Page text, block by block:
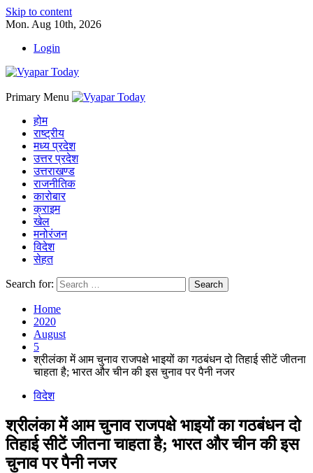
Skip to content
Mon. Aug 10th, 2026
Login
Primary Menu
होम
राष्ट्रीय
मध्य प्रदेश
उत्तर प्रदेश
उत्तराखण्ड
राजनीतिक
कारोबार
क्राइम
खेल
मनोरंजन
विदेश
सेहत
Search for:
Home
2020
August
5
श्रीलंका में आम चुनाव राजपक्षे भाइयों का गठबंधन दो तिहाई सीटें जीतना
चाहता है; भारत और चीन की इस चुनाव पर पैनी नजर
विदेश
श्रीलंका में आम चुनाव राजपक्षे भाइयों का गठबंधन दो
तिहाई सीटें जीतना चाहता है; भारत और चीन की इस
चुनाव पर पैनी नजर